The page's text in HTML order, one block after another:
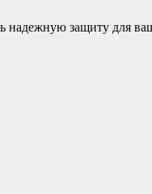
надежную защиту для